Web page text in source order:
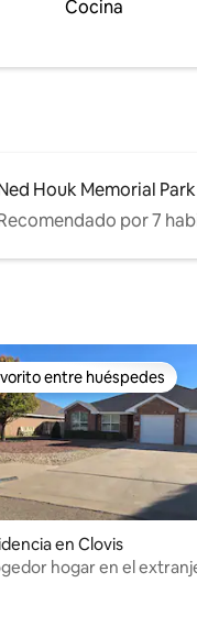
Cocina
Houk Memorial Park
por 7
entre huéspedes
entre huéspedes
en Clovis
hogar en el